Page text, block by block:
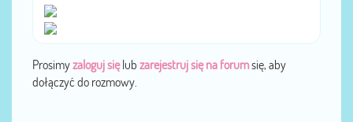
Prosimyzaloguj sięlub zarejestruj się na forumsię, aby
dołączyć do rozmowy.